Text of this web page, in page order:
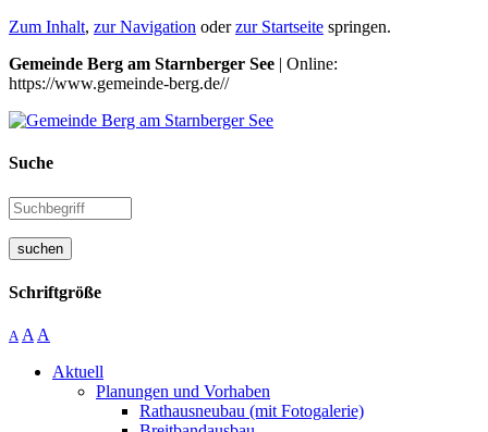
Zum Inhalt, zur Navigation oderzur Startseite springen.
Gemeinde Berg am Starnberger See | Online:
https://www.gemeinde-berg.de//
Suche
suchen
Schriftgröße
A A A
Aktuell
Planungen und Vorhaben
Rathausneubau (mit Fotogalerie)